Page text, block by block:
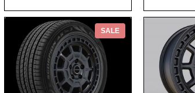
SALE